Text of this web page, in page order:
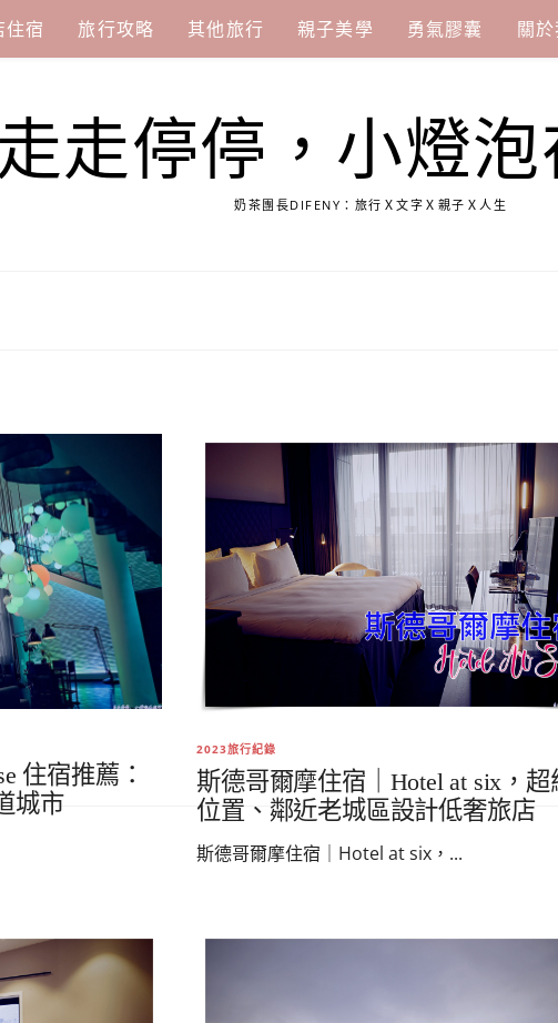
住宿 旅行攻略 其他旅行 親子美學 勇氣膠囊 關
走走停停，小燈
奶茶團長DIFENY：旅行Ｘ文字Ｘ親子Ｘ人生
住宿推薦：
城市
2023旅行紀錄
斯德哥爾摩住宿｜Hotel at six，超
位置、鄰近老城區設計低奢旅店
斯德哥爾摩住宿｜Hotel at six，...